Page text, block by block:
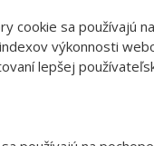
cookie sa používajú
výkonnosti
lepšej